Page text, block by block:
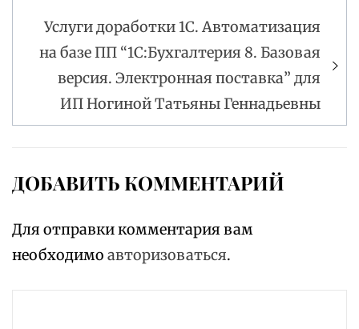
Услуги доработки 1С. Автоматизация
на базе ПП “1С:Бухгалтерия 8. Базовая
версия. Электронная поставка” для
ИП Ногиной Татьяны Геннадьевны
ДОБАВИТЬ КОММЕНТАРИЙ
Для отправки комментария вам
необходимо авторизоваться.